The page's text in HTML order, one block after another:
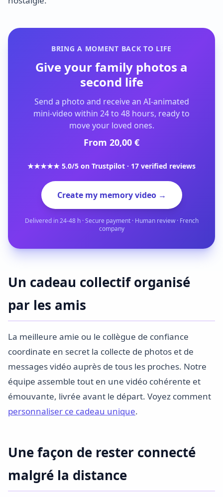
BRING A MOMENT BACK TO LIFE
Give your family photos a
second life
Send a photo and receive an AI-animated
mini-video within 24 to 48 hours, ready to
move your loved ones.
From 20,00 €
★★★★★ 5.0/5 on Trustpilot · 17 verified reviews
Create my memory video →
Delivered in 24-48 h · Secure payment · Human review · French
company
Un cadeau collectif organisé
par les amis
La meilleure amie ou le collègue de confiance
coordinate en secret la collecte de photos et de
messages vidéo auprès de tous les proches. Notre
équipe assemble tout en une vidéo cohérente et
émouvante, livrée avant le départ. Voyez comment
personnaliser ce cadeau unique.
Une façon de rester connecté
malgré la distance